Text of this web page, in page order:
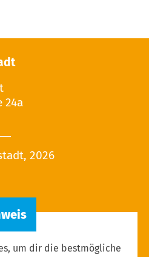
24a
2026
um dir die bestmögliche